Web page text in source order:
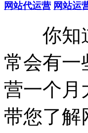
网站代运营 网站运
你知道
常会有一
营一个月
带您了解